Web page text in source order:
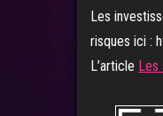
Les
risques ici :
L’article